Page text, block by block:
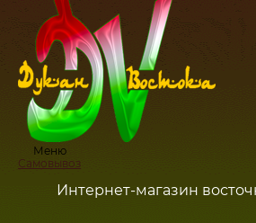
Меню
Самовывоз
Интернет-магазин